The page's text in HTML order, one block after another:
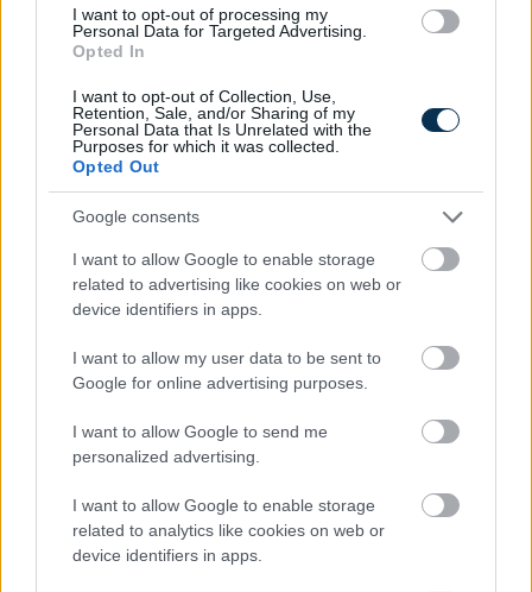
I want to opt-out of processing my
Personal Data for Targeted Advertising.
Opted In
I want to opt-out of Collection, Use,
Retention, Sale, and/or Sharing of my
Personal Data that Is Unrelated with the
Purposes for which it was collected.
Opted Out
Google consents
I want to allow Google to enable storage
related to advertising like cookies on web or
device identifiers in apps.
I want to allow my user data to be sent to
Google for online advertising purposes.
I want to allow Google to send me
personalized advertising.
I want to allow Google to enable storage
related to analytics like cookies on web or
device identifiers in apps.
200 mm átfolyási átmérő esetén: 393 224 Ft/hó
+ 27% ÁFA
250 mm átfolyási átmérő esetén: 614 412 Ft/hó
+ 27% ÁFA
300 mm átfolyási átmérő esetén: 884 753 Ft/hó
+ 27% ÁFA
300 < mm átfolyási átmérő esetén:: 1 204 247
Ft/hó + 27% ÁFA
Budapest vízdíj kalkulátor
Győr vízdíj kalkulátor
Baja vízdíjak és csatorna díjak 2023 - 2024